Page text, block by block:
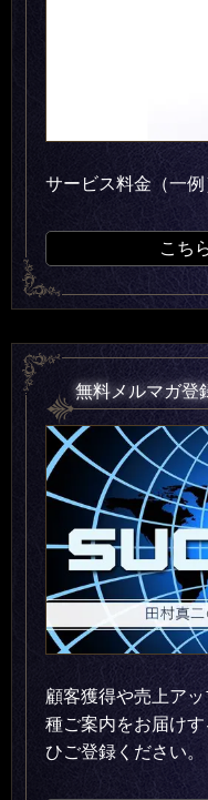
サービス料金（一例
こち
無料メルマガ登
顧客獲得や売上ア
種ご案内をお届け
ひご登録ください。